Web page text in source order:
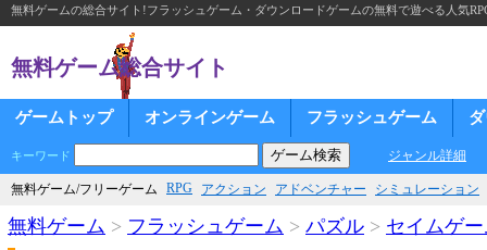
無料ゲームの総合サイト!フラッシュゲーム・ダウンロードゲームの無料で遊べる人気
無料ゲーム総合サイト
ゲームトップ オンラインゲーム フラッシュゲーム
キーワード ジャンル詳細
無料ゲーム/フリーゲーム RPG アクション アドベンチャー シミュレーション
無料ゲーム > フラッシュゲーム > パズル > セイムゲ